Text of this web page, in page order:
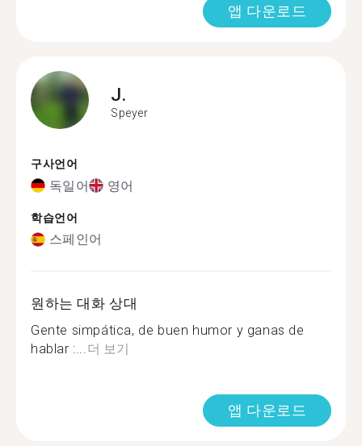
앱 다운로드
J.
Speyer
구사언어
독일어 영어
학습언어
스페인어
원하는 대화 상대
Gente simpática, de buen humor y ganas de
hablar :...더 보기
앱 다운로드